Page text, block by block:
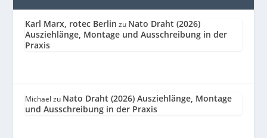
Karl Marx, rotec Berlin zu Nato Draht (2026)
Ausziehlänge, Montage und Ausschreibung in der
Praxis
Michael zu Nato Draht (2026) Ausziehlänge, Montage
und Ausschreibung in der Praxis